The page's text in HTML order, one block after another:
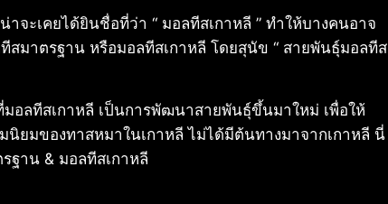
จะเคยได้ยินชื่อที่ว่า “ มอลทีสเกาหลี ” ทำให้บางคนอาจ
สมาตรฐาน หรือมอลทีสเกาหลี โดยสุนัข “ สายพันธุ์มอลทีส
อลทีสเกาหลี เป็นการพัฒนาสายพันธุ์ขึ้นมาใหม่ เพื่อให้
นิยมของทาสหมาในเกาหลี ไม่ได้มีต้นทางมาจากเกาหลี นี่
ฐาน & มอลทีสเกาหลี